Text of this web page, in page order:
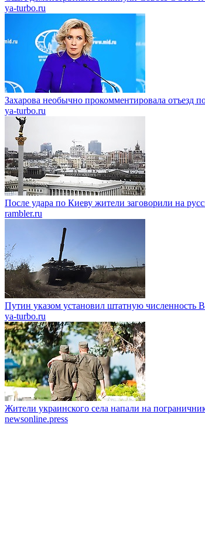
ya-turbo.ru
Захарова необычно прокомментировала отъезд
ya-turbo.ru
После удара по Киеву жители заговорили на
rambler.ru
Путин указом установил штатную численность
ya-turbo.ru
Жители украинского села напали на
newsonline.press